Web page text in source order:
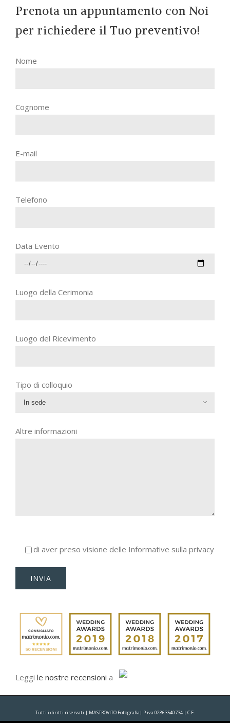
Prenota un appuntamento con Noi
per richiedere il Tuo preventivo!
Nome
Cognome
E-mail
Telefono
Data Evento
Luogo della Cerimonia
Luogo del Ricevimento
Tipo di colloquio

Altre informazioni
di aver preso visione delle Informative sulla privacy
Leggi le nostre recensioni a
Tutti i diritti riservati | MASTROVITO Fotografia| P.iva 02863540734 | C.F.